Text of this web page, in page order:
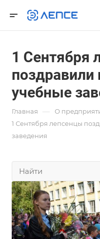
1 Сентября
учебные
Главная — О
1 Сентября лепсенцы
заведения